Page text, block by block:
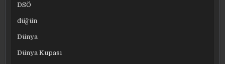
DSÖ
düğün
Dünya
Dünya Kupası